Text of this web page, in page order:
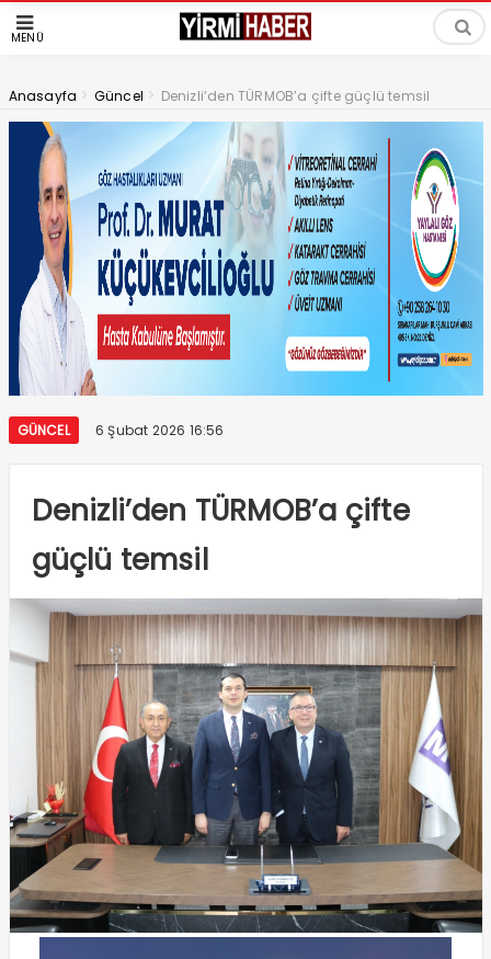
MENÜ
Anasayfa > Güncel > Denizli’den TÜRMOB’a çifte güçlü temsil
GÜNCEL 6 Şubat 2026 16:56
Denizli’den TÜRMOB’a çifte
güçlü temsil